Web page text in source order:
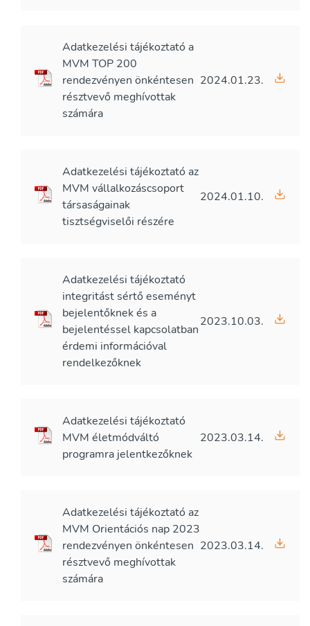
Adatkezelési tájékoztató a
MVM TOP 200
rendezvényen önkéntesen
résztvevő meghívottak
számára
2024.01.23.
Adatkezelési tájékoztató az
MVM vállalkozáscsoport
társaságainak
tisztségviselői részére
2024.01.10.
Adatkezelési tájékoztató
integritást sértő eseményt
bejelentőknek és a
bejelentéssel kapcsolatban
érdemi információval
rendelkezőknek
2023.10.03.
Adatkezelési tájékoztató
MVM életmódváltó
programra jelentkezőknek
2023.03.14.
Adatkezelési tájékoztató az
MVM Orientációs nap 2023
rendezvényen önkéntesen
résztvevő meghívottak
számára
2023.03.14.